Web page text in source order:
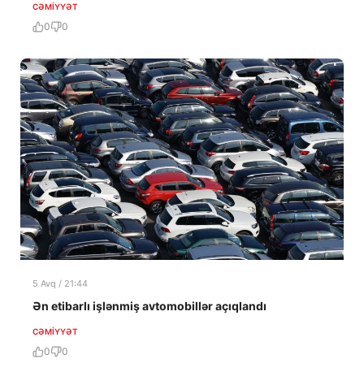
CƏMIYYƏT
0 0
5 Avq / 21:44
Ən etibarlı işlənmiş avtomobillər açıqlandı
CƏMIYYƏT
0 0